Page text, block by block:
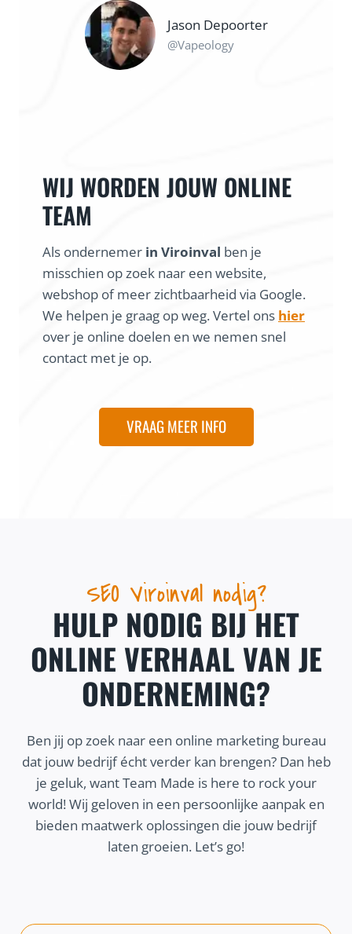
Jason Depoorter
@Vapeology
WIJ WORDEN JOUW ONLINE
TEAM
Als ondernemer in Viroinval ben je
misschien op zoek naar een website,
webshop of meer zichtbaarheid via Google.
We helpen je graag op weg. Vertel ons hier
over je online doelen en we nemen snel
contact met je op.
VRAAG MEER INFO
SEO Viroinval nodig?
HULP NODIG BIJ HET
ONLINE VERHAAL VAN JE
ONDERNEMING?
Ben jij op zoek naar een online marketing bureau
dat jouw bedrijf écht verder kan brengen? Dan heb
je geluk, want Team Made is here to rock your
world! Wij geloven in een persoonlijke aanpak en
bieden maatwerk oplossingen die jouw bedrijf
laten groeien. Let’s go!